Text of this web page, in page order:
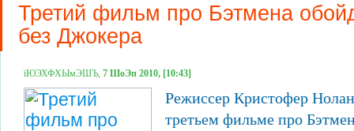
Третий фильм про Бэтмена
без Джокера
їЮЭХФХЫмЭШЪ, 7 ШоЭп 2010, [10:43]
Режиссер Кристофер
третьем фильме про